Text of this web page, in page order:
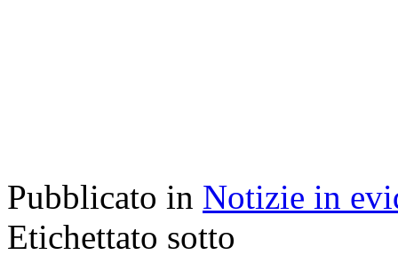
Pubblicato in Notizie in
Etichettato sotto